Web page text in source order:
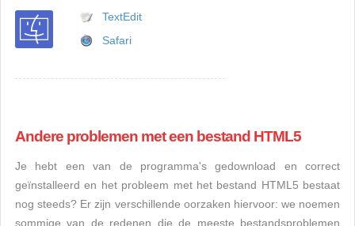
TextEdit
Safari
Andere problemen met een bestand HTML5
Je hebt een van de programma's gedownload en correct
geïnstalleerd en het probleem met het bestand HTML5 bestaat
nog steeds? Er zijn verschillende oorzaken hiervoor: we noemen
sommige van de redenen die de meeste bestandsproblemen